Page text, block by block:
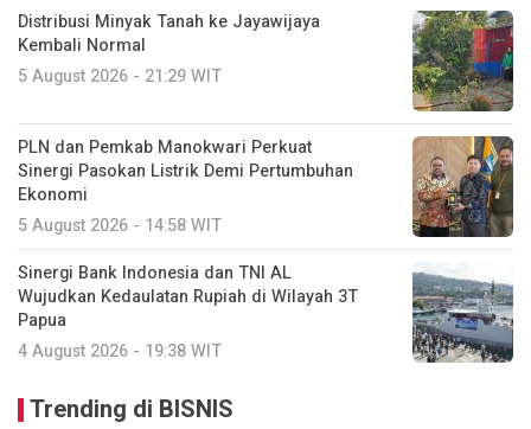
Distribusi Minyak Tanah ke Jayawijaya
Kembali Normal
5 August 2026 - 21:29 WIT
PLN dan Pemkab Manokwari Perkuat
Sinergi Pasokan Listrik Demi Pertumbuhan
Ekonomi
5 August 2026 - 14:58 WIT
Sinergi Bank Indonesia dan TNI AL
Wujudkan Kedaulatan Rupiah di Wilayah 3T
Papua
4 August 2026 - 19:38 WIT
Trending di BISNIS